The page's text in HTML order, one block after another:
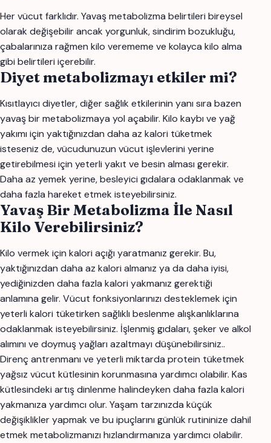
Her vücut farklıdır. Yavaş metabolizma belirtileri bireysel
olarak değişebilir ancak yorgunluk, sindirim bozukluğu,
çabalarınıza rağmen kilo verememe ve kolayca kilo alma
gibi belirtileri içerebilir.
Diyet metabolizmayı etkiler mi?
Kısıtlayıcı diyetler, diğer sağlık etkilerinin yanı sıra bazen
yavaş bir metabolizmaya yol açabilir. Kilo kaybı ve yağ
yakımı için yaktığınızdan daha az kalori tüketmek
isteseniz de, vücudunuzun vücut işlevlerini yerine
getirebilmesi için yeterli yakıt ve besin alması gerekir.
Daha az yemek yerine, besleyici gıdalara odaklanmak ve
daha fazla hareket etmek isteyebilirsiniz.
Yavaş Bir Metabolizma İle Nasıl
Kilo Verebilirsiniz?
Kilo vermek için kalori açığı yaratmanız gerekir. Bu,
yaktığınızdan daha az kalori almanız ya da daha iyisi,
yediğinizden daha fazla kalori yakmanız gerektiği
anlamına gelir. Vücut fonksiyonlarınızı desteklemek için
yeterli kalori tüketirken sağlıklı beslenme alışkanlıklarına
odaklanmak isteyebilirsiniz. İşlenmiş gıdaları, şeker ve alkol
alımını ve doymuş yağları azaltmayı düşünebilirsiniz..
Direnç antrenmanı ve yeterli miktarda protein tüketmek
yağsız vücut kütlesinin korunmasına yardımcı olabilir. Kas
kütlesindeki artış dinlenme halindeyken daha fazla kalori
yakmanıza yardımcı olur. Yaşam tarzınızda küçük
değişiklikler yapmak ve bu ipuçlarını günlük rutininize dahil
etmek metabolizmanızı hızlandırmanıza yardımcı olabilir.